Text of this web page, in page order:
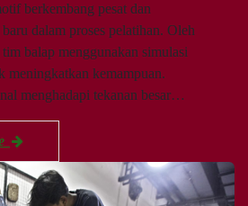
berkembang pesat dan
dalam proses pelatihan. Oleh
balap menggunakan simulasi
meningkatkan kemampuan.
menghadapi tekanan besar…